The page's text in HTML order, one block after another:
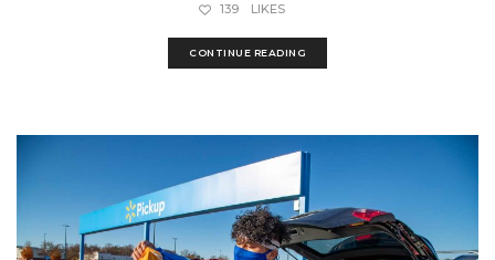
139 LIKES
CONTINUE READING